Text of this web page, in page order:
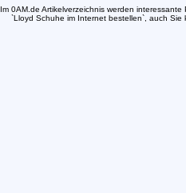
Im 0AM.de Artikelverzeichnis werden
`Lloyd Schuhe im Internet bestellen`, auch